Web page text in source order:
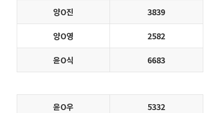
양Ο진 3839
양Ο영 2582
윤Ο식 6683
윤Ο우 5332